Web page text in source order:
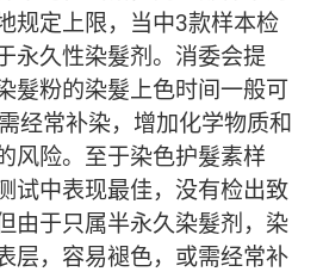
规定上限，当中3款样本检
永久性染髮剂。消委会提
髮粉的染髮上色时间一般可
经常补染，增加化学物质和
风险。至于染色护髮素样
试中表现最佳，没有检出致
由于只属半永久染髮剂，染
层，容易褪色，或需经常补